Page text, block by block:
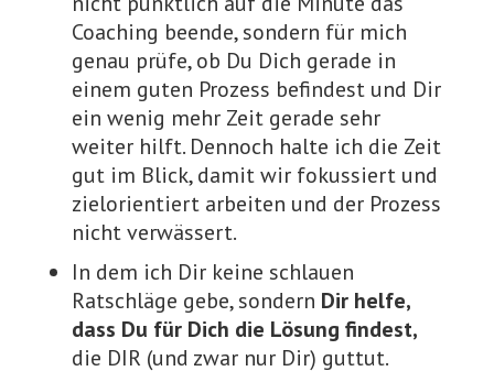
Coaching beende, sondern für mich
genau prüfe, ob Du Dich gerade in
einem guten Prozess befindest und Dir
ein wenig mehr Zeit gerade sehr
weiter hilft. Dennoch halte ich die Zeit
gut im Blick, damit wir fokussiert und
zielorientiert arbeiten und der Prozess
nicht verwässert.
In dem ich Dir keine schlauen
Ratschläge gebe, sondern Dir helfe,
dass Du für Dich die Lösung findest,
die DIR (und zwar nur Dir) guttut.